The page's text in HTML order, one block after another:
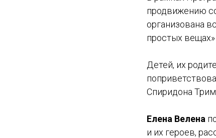
продвижению
организована
простых вещах»
Детей, их
Спиридона
Елена Велена
и их героев,